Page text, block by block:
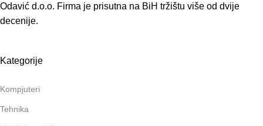
Odavić d.o.o. Firma je prisutna na BiH tržištu više od dvije
decenije.
Kategorije
Kompjuteri
Tehnika